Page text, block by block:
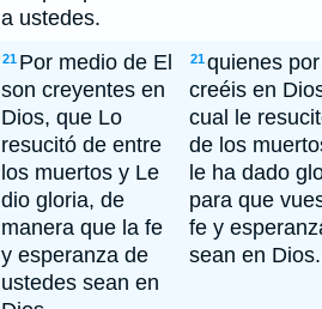
a ustedes.
21 Por medio de El
son creyentes en
Dios, que Lo
resucitó de entre
los muertos y Le
dio gloria, de
manera que la fe
y esperanza de
ustedes sean en
21quienes
creéis en
cual le
de los
le ha dado
para que
fe y
sean en Dios.